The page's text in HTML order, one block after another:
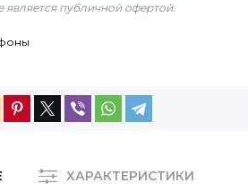
является публичной офертой.
ХАРАКТЕРИСТИКИ